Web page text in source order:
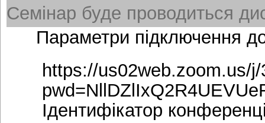
Семінар буде проводиться
Параметри підключення
https://us02web.zoom.us/
Ідентифікатор